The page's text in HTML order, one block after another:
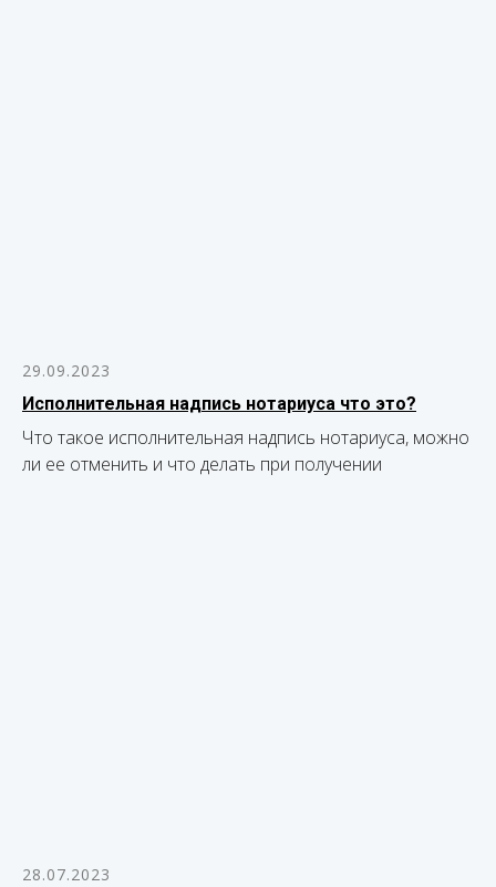
29.09.2023
Исполнительная надпись нотариуса что это?
Что такое исполнительная надпись нотариуса, можно
ли ее отменить и что делать при получении
28.07.2023